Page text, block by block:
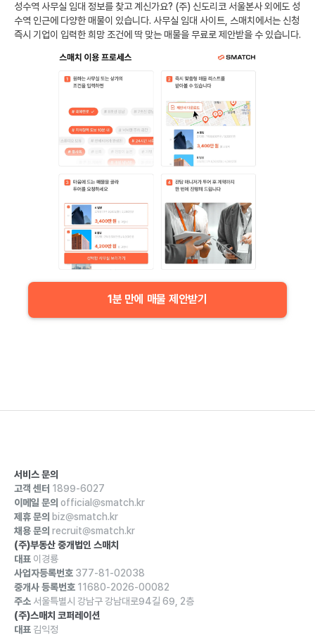
성수역 사무실 임대 정보를 찾고 계신가요? (주) 신도리코 서울본사외에도 성
수역 인근에 다양한 매물이 있습니다. 사무실 임대 사이트, 스매치에서는 신청
즉시 기업이 입력한 희망 조건에 딱 맞는 매물을 무료로 제안받을 수 있습니다.
1분 만에 매물 제안받기
서비스 문의
고객 센터 1899-6027
이메일 문의 official@smatch.kr
제휴 문의 biz@smatch.kr
채용 문의 recruit@smatch.kr
(주)부동산 중개법인 스매치
대표 이경룡
사업자등록번호 377-81-02038
중개사 등록번호 11680-2026-00082
주소 서울특별시 강남구 강남대로94길 69, 2층
(주)스매치 코퍼레이션
대표 김익정